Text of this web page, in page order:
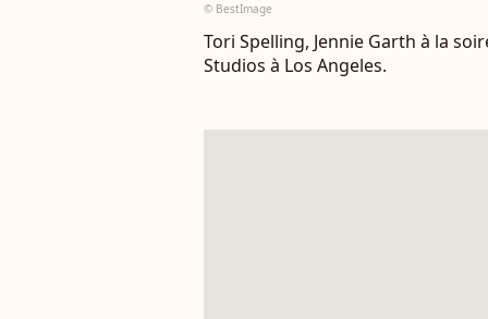
© BestImage
Tori Spelling, Jennie Garth à la
Studios à Los Angeles.